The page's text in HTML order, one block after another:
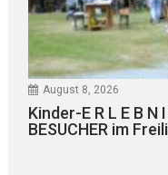
August 8, 2026
Kinder-E R L E B
BESUCHER im